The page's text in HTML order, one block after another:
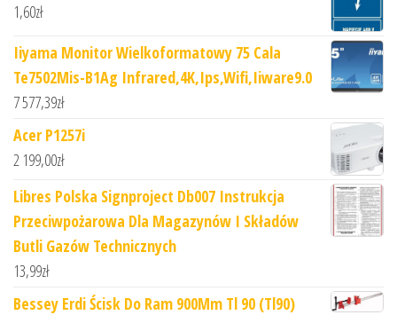
1,60zł
Iiyama Monitor Wielkoformatowy 75 Cala
Te7502Mis-B1Ag Infrared,4K,Ips,Wifi,Iiware9.0
7 577,39zł
Acer P1257i
2 199,00zł
Libres Polska Signproject Db007 Instrukcja
Przeciwpożarowa Dla Magazynów I Składów
Butli Gazów Technicznych
13,99zł
Bessey Erdi Ścisk Do Ram 900Mm Tl 90 (Tl90)